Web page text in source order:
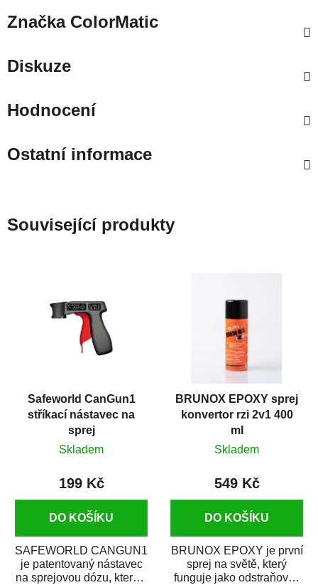
ZnačkaColorMatic
Diskuze
Hodnocení
Ostatní informace
Související produkty
Safeworld CanGun1
stříkací nástavec na
sprej
Skladem
199 Kč
DO KOŠÍKU
SAFEWORLD CANGUN1
je patentovaný nástavec
na sprejovou dózu, který ji
BRUNOX EPOXY sprej
konvertor rzi 2v1 400
ml
Skladem
549 Kč
DO KOŠÍKU
BRUNOX EPOXY je první
sprej na světě, který
funguje jako odstraňovač